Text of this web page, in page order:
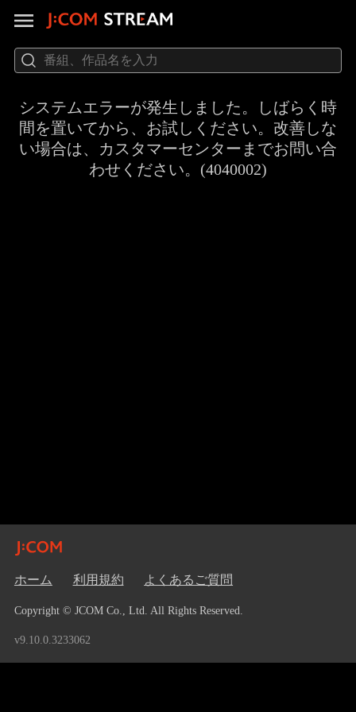
システムエラーが発生しました。しばらく時
間を置いてから、お試しください。改善しな
い場合は、カスタマーセンターまでお問い合
わせください。(4040002)
ホーム 利用規約 よくあるご質問
Copyright © JCOM Co., Ltd. All Rights Reserved.
v9.10.0.3233062